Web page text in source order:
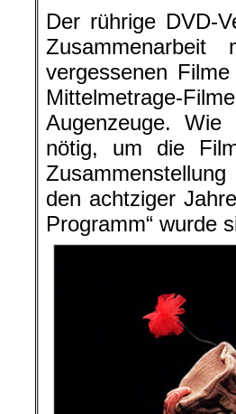
Der rührige DVD-
vergessenen
Mittelmetrage-
Augenzeuge.
nötig, um die
den achtziger
Programm“ wurde